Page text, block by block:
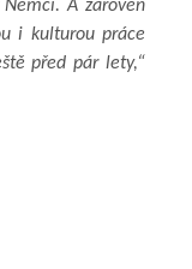
A zároveň
i kulturou práce
před pár lety,“